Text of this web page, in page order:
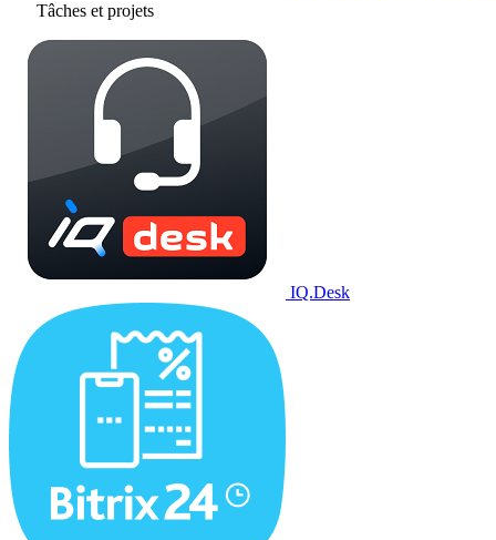
Tâches et projets
IQ.Desk